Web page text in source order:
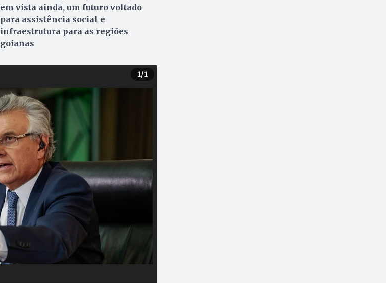
em vista ainda, um futuro voltado
para assistência social e
infraestrutura para as regiões
goianas
1/1